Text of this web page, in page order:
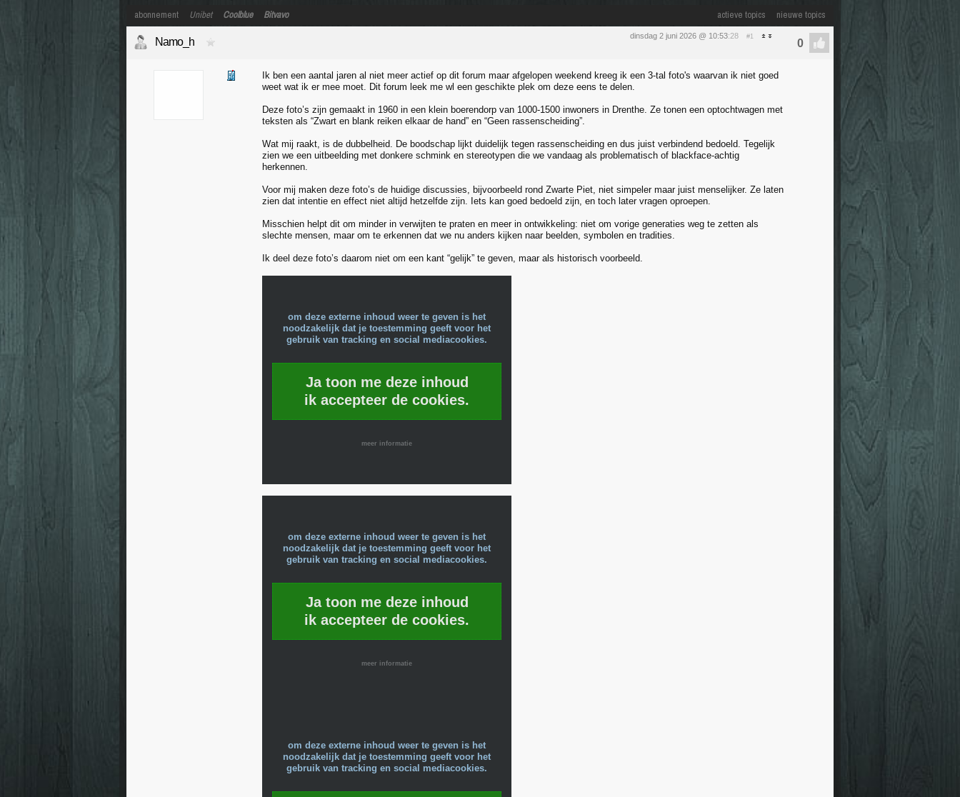
actieve topics nieuwe topics
abonnement Unibet Coolblue Bitvavo
dinsdag 2 juni 2026 @ 10:53:28 #1
Namo_h
Ik ben een aantal jaren al niet meer actief op dit forum maar afgelopen weekend kreeg ik een 3-tal foto's waarvan ik niet goed
weet wat ik er mee moet. Dit forum leek me wl een geschikte plek om deze eens te delen.
Deze foto’s zijn gemaakt in 1960 in een klein boerendorp van 1000-1500 inwoners in Drenthe. Ze tonen een optochtwagen met
teksten als “Zwart en blank reiken elkaar de hand” en “Geen rassenscheiding”.
Wat mij raakt, is de dubbelheid. De boodschap lijkt duidelijk tegen rassenscheiding en dus juist verbindend bedoeld. Tegelijk
zien we een uitbeelding met donkere schmink en stereotypen die we vandaag als problematisch of blackface-achtig
herkennen.
Voor mij maken deze foto’s de huidige discussies, bijvoorbeeld rond Zwarte Piet, niet simpeler maar juist menselijker. Ze laten
zien dat intentie en effect niet altijd hetzelfde zijn. Iets kan goed bedoeld zijn, en toch later vragen oproepen.
Misschien helpt dit om minder in verwijten te praten en meer in ontwikkeling: niet om vorige generaties weg te zetten als
slechte mensen, maar om te erkennen dat we nu anders kijken naar beelden, symbolen en tradities.
Ik deel deze foto’s daarom niet om een kant “gelijk” te geven, maar als historisch voorbeeld.
om deze externe inhoud weer te geven is het
noodzakelijk dat je toestemming geeft voor het
gebruik van tracking en social mediacookies.
Ja toon me deze inhoud
ik accepteer de cookies.
meer informatie
om deze externe inhoud weer te geven is het
noodzakelijk dat je toestemming geeft voor het
gebruik van tracking en social mediacookies.
Ja toon me deze inhoud
ik accepteer de cookies.
meer informatie
om deze externe inhoud weer te geven is het
noodzakelijk dat je toestemming geeft voor het
gebruik van tracking en social mediacookies.